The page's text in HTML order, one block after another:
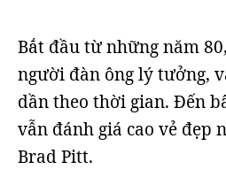
Bắt đầu từ những năm
người đàn ông lý tưởng,
dần theo thời gian. Đến
vẫn đánh giá cao vẻ đẹp
Brad Pitt.